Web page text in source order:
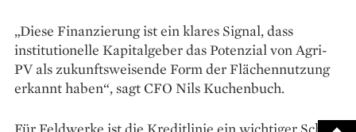
„Diese Finanzierung ist ein klares Signal, dass
institutionelle Kapitalgeber das Potenzial von Agri-
PV als zukunftsweisende Form der Flächennutzung
erkannt haben“, sagt CFO Nils Kuchenbuch.
Für Feldwerke ist die Kreditlinie ein wichtiger Schritt